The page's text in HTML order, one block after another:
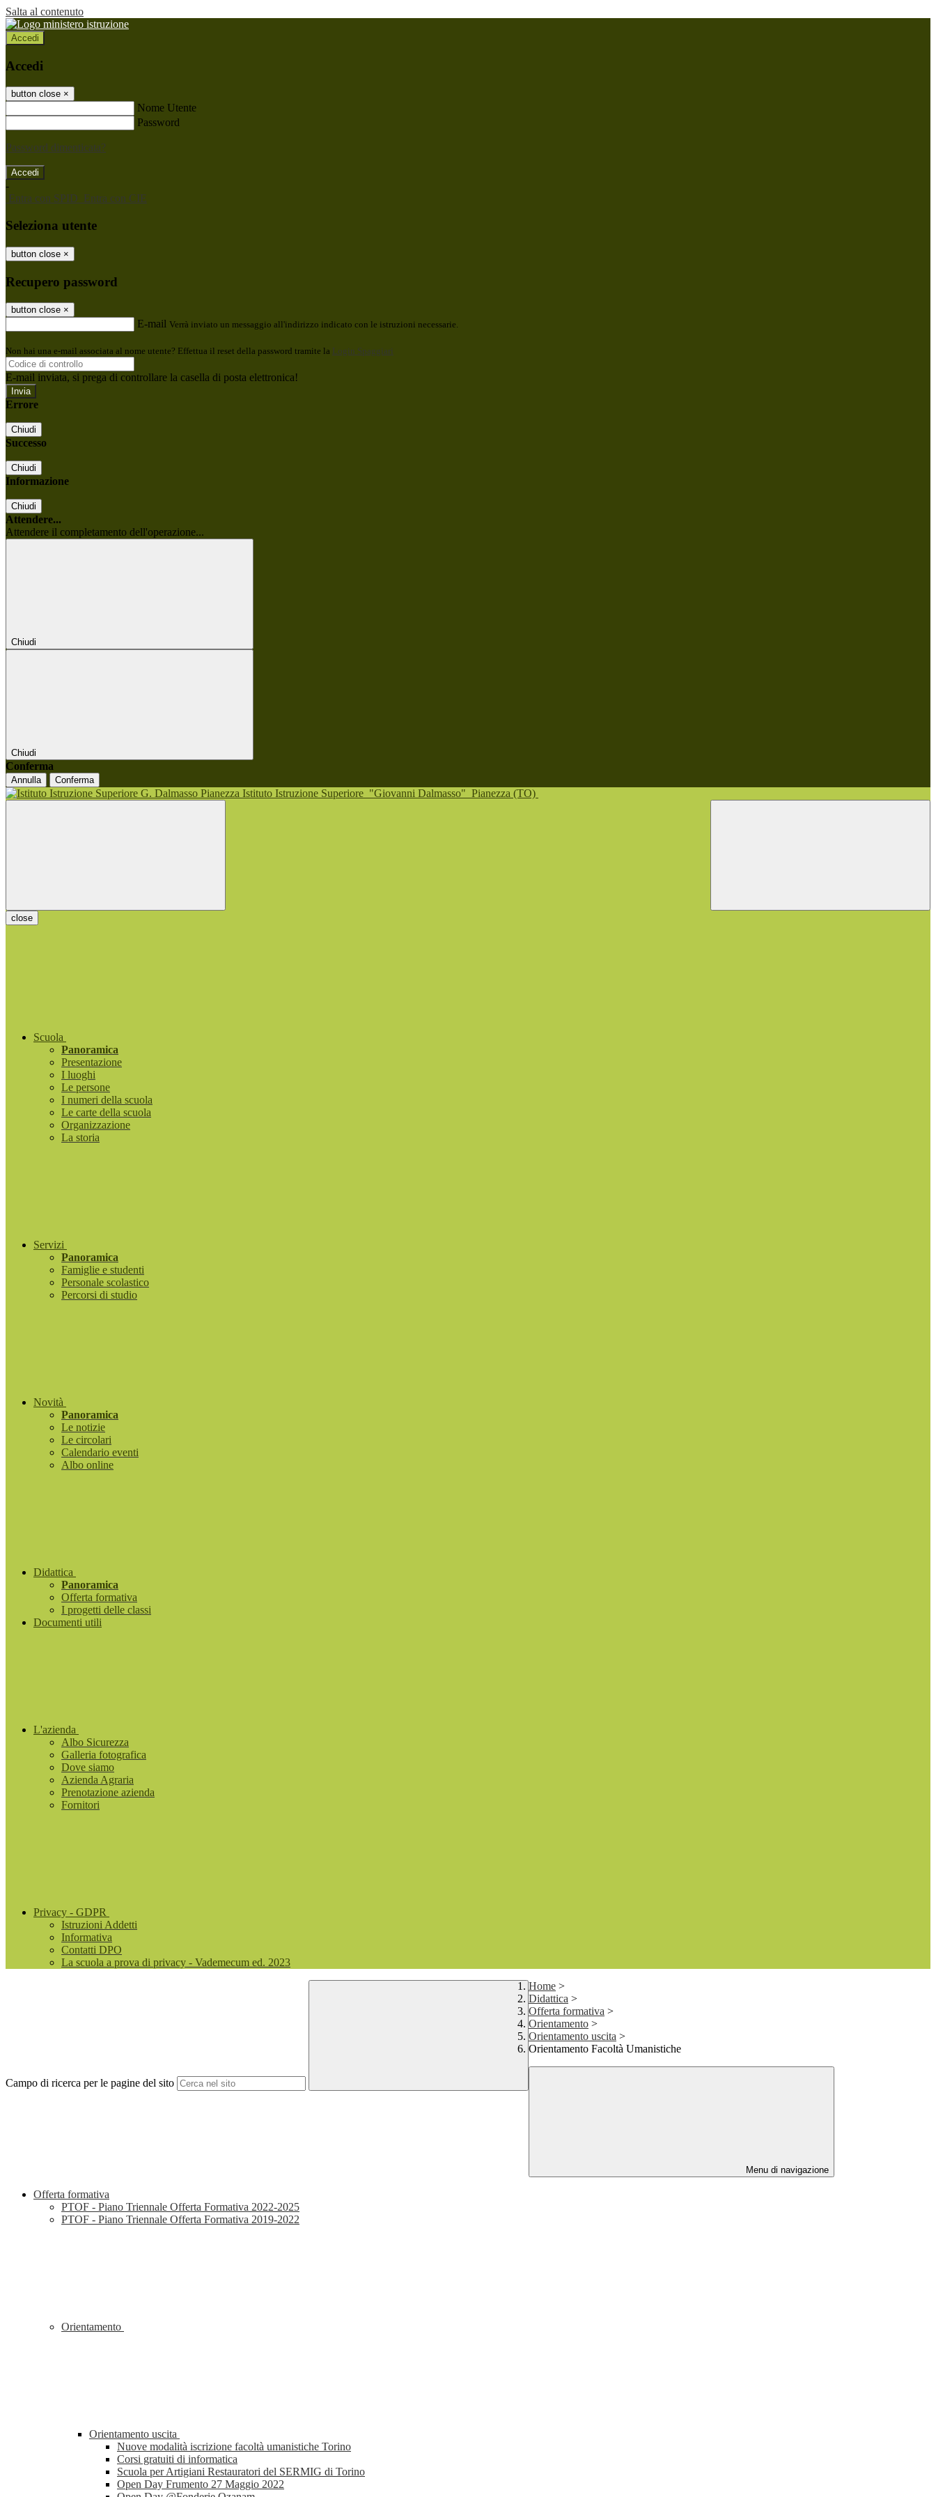
Salta al contenuto
Accedi
Accedi
button close ×
Nome Utente
Password
Password dimenticata?
-
Entra con SPID Entra con CIE
Seleziona utente
button close ×
Recupero password
button close ×
E-mail Verrà inviato un messaggio all'indirizzo indicato con le istruzioni necessarie.
Non hai una e-mail associata al nome utente? Effettua il reset della password tramite la Login Spaggiari
E-mail inviata, si prega di controllare la casella di posta elettronica!
Errore
Chiudi
Successo
Chiudi
Informazione
Chiudi
Attendere...
Attendere il completamento dell'operazione...
Chiudi
Chiudi
Conferma
Annulla Conferma
Istituto Istruzione Superiore "Giovanni Dalmasso" Pianezza (TO)
close
Scuola
Panoramica
Presentazione
I luoghi
Le persone
I numeri della scuola
Le carte della scuola
Organizzazione
La storia
Servizi
Panoramica
Famiglie e studenti
Personale scolastico
Percorsi di studio
Novità
Panoramica
Le notizie
Le circolari
Calendario eventi
Albo online
Didattica
Panoramica
Offerta formativa
I progetti delle classi
Documenti utili
L'azienda
Albo Sicurezza
Galleria fotografica
Dove siamo
Azienda Agraria
Prenotazione azienda
Fornitori
Privacy - GDPR
Istruzioni Addetti
Informativa
Contatti DPO
La scuola a prova di privacy - Vademecum ed. 2023
Campo di ricerca per le pagine del sito
Home >
Didattica >
Offerta formativa >
Orientamento >
Orientamento uscita >
Orientamento Facoltà Umanistiche
Menu di navigazione
Offerta formativa
PTOF - Piano Triennale Offerta Formativa 2022-2025
PTOF - Piano Triennale Offerta Formativa 2019-2022
Orientamento
Orientamento uscita
Nuove modalità iscrizione facoltà umanistiche Torino
Corsi gratuiti di informatica
Scuola per Artigiani Restauratori del SERMIG di Torino
Open Day Frumento 27 Maggio 2022